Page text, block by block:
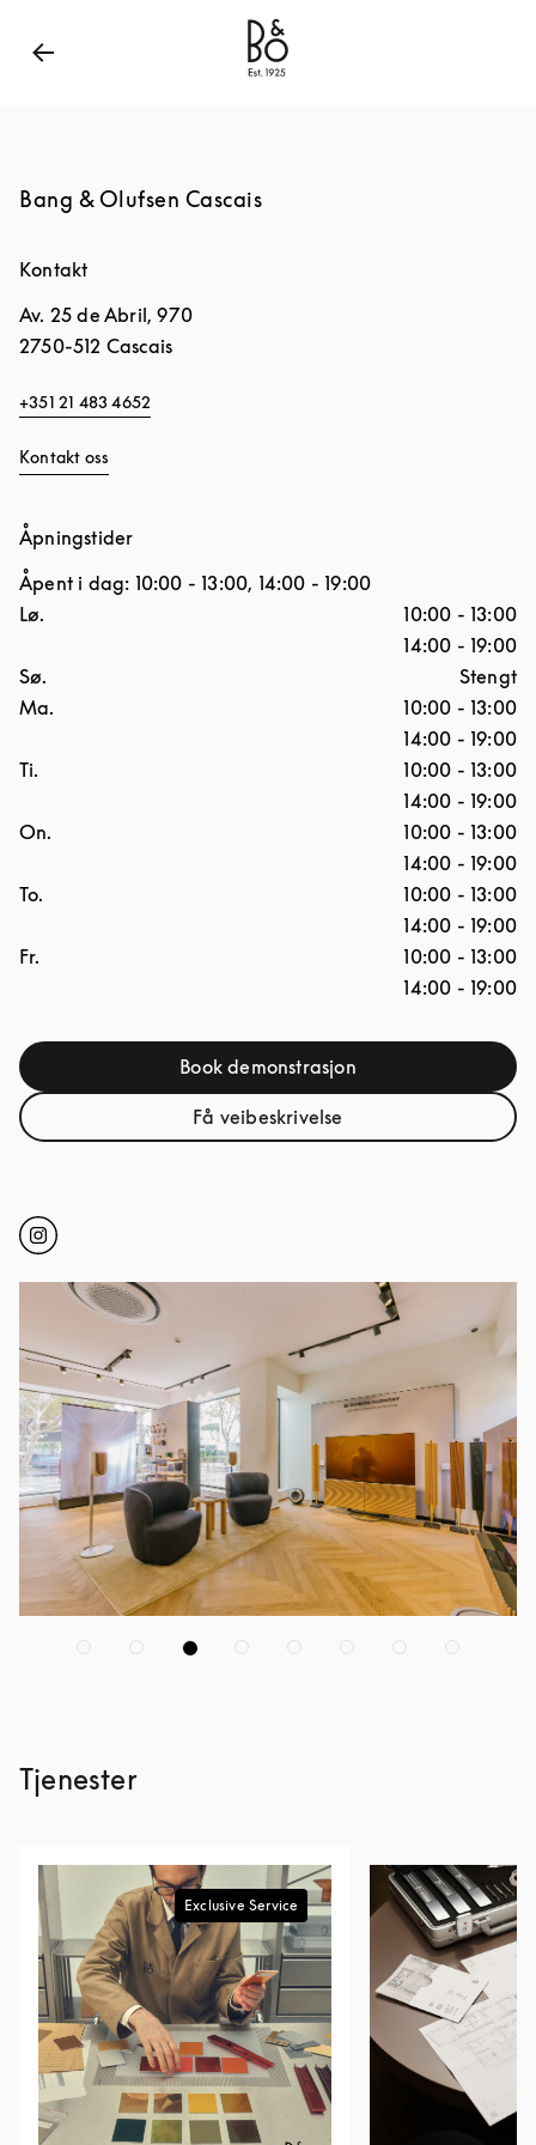
Bang & Olufsen - Exist to Create
Bang & Olufsen Cascais
Kontakt
Av. 25 de Abril, 970
2750-512 Cascais
+351 21 483 4652
Kontakt oss
Åpningstider
Åpent i dag: 10:00 - 13:00, 14:00 - 19:00
Ukedag
Lø. 10:00 - 13:00
14:00 - 19:00
Sø.
Stengt
Ma.
10:00 - 13:00
14:00 - 19:00
Ti.
10:00 - 13:00
14:00 - 19:00
On.
10:00 - 13:00
14:00 - 19:00
To.
10:00 - 13:00
14:00 - 19:00
Fr.
10:00 - 13:00
14:00 - 19:00
Book demonstrasjonLink Opens in New Tab
Få veibeskrivelseLink Opens in New Tab
Click to open Instagram
Link Opens in New Tab
Tjenester
Exclusive Service